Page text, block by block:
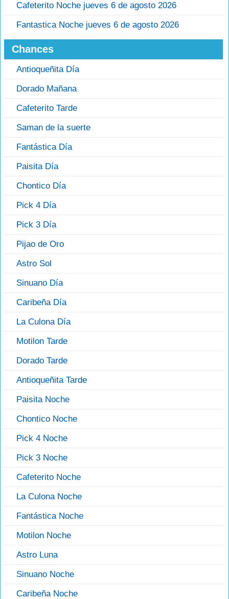
Cafeterito Noche jueves 6 de agosto 2026
Fantastica Noche jueves 6 de agosto 2026
Chances
Antioqueñita Día
Dorado Mañana
Cafeterito Tarde
Saman de la suerte
Fantástica Día
Paisita Día
Chontico Día
Pick 4 Día
Pick 3 Día
Pijao de Oro
Astro Sol
Sinuano Día
Caribeña Día
La Culona Día
Motilon Tarde
Dorado Tarde
Antioqueñita Tarde
Paisita Noche
Chontico Noche
Pick 4 Noche
Pick 3 Noche
Cafeterito Noche
La Culona Noche
Fantástica Noche
Motilon Noche
Astro Luna
Sinuano Noche
Caribeña Noche